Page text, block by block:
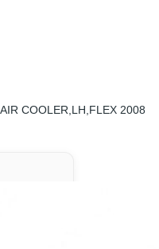
COOLER,LH,FLEX 2008